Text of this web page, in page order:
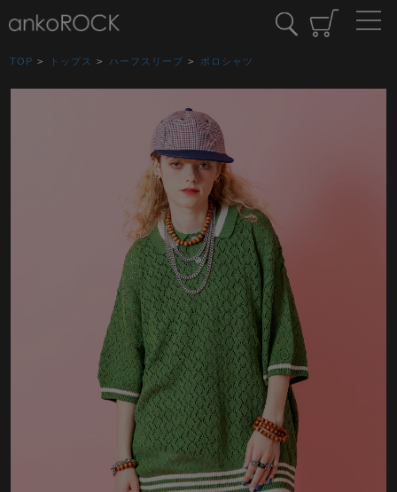
TOP > トップス > ハーフスリーブ > ポロシャツ